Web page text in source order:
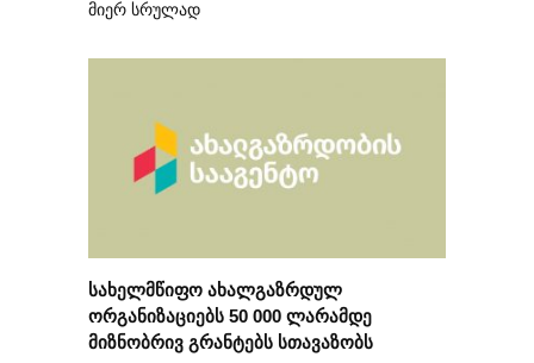
მიერ სრულად
სახელმწიფო ახალგაზრდულ
ორგანიზაციებს 50 000 ლარამდე
მიზნობრივ გრანტებს სთავაზობს